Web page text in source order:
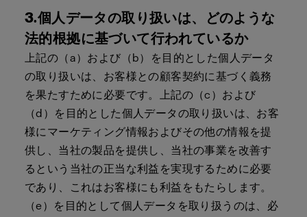
3.個人データの取り扱いは、どのような
法的根拠に基づいて行われているか
上記の（a）および（b）を目的とした個人データ
の取り扱いは、お客様との顧客契約に基づく義務
を果たすために必要です。上記の（c）および
（d）を目的とした個人データの取り扱いは、お客
様にマーケティング情報およびその他の情報を提
供し、当社の製品を提供し、当社の事業を改善す
るという当社の正当な利益を実現するために必要
であり、これはお客様にも利益をもたらします。
（e）を目的として個人データを取り扱うのは、必